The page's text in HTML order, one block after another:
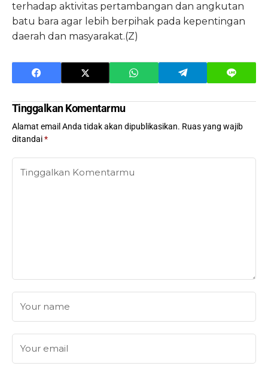
terhadap aktivitas pertambangan dan angkutan
batu bara agar lebih berpihak pada kepentingan
daerah dan masyarakat.(Z)
Tinggalkan Komentarmu
Alamat email Anda tidak akan dipublikasikan. Ruas yang wajib
ditandai*